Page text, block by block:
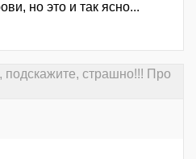
но это и так ясно...
страшно!!! Про